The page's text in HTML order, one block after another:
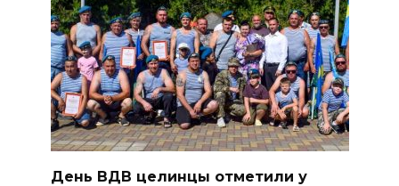
День ВДВ целинцы отметили у